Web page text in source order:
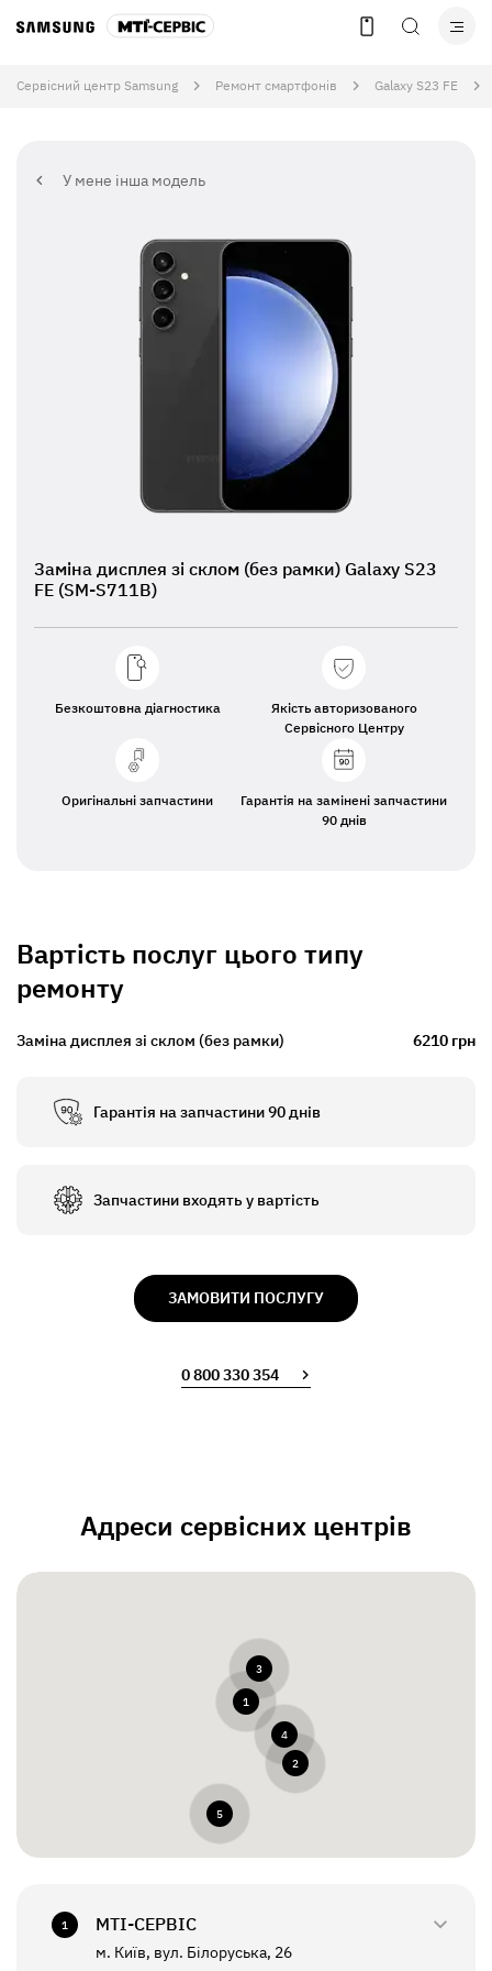
Сервісний центр Samsung Ремонт смартфонів Galaxy S23 FE
У мене інша модель
Заміна дисплея зі склом (без рамки) Galaxy S23
FE (SM-S711B)
Безкоштовна діагностика
Якість авторизованого
Сервісного Центру
Оригінальні запчастини
Гарантія на замінені запчастини
90 днів
Вартість послуг цього типу
ремонту
Заміна дисплея зі склом (без рамки) 6210 грн
Гарантія на запчастини 90 днів
Запчастини входять у вартість
ЗАМОВИТИ ПОСЛУГУ
0 800 330 354
Адреси сервісних центрів
1
2
3
4
5
1 МТI-СЕРВІС
м. Київ, вул. Білоруська, 26